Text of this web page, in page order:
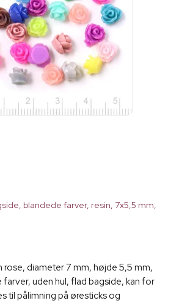
blandede farver, resin, 7x5,5 mm,
rose, diameter 7 mm, højde 5,5 mm,
uden hul, flad bagside, kan for
til pålimning på øresticks og